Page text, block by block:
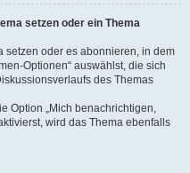
setzen oder ein Thema
setzen oder es abonnieren, in dem
Optionen“ auswählst, die sich
des Themas
Option „Mich benachrichtigen,
wird das Thema ebenfalls